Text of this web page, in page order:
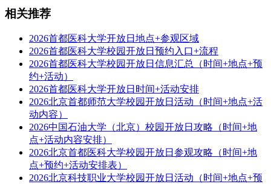
相关推荐
2026首都医科大学开放日地点+参观区域
2026首都医科大学校园开放日预约入口+流程
2026首都医科大学校园开放日信息汇总（时间+地点+预
约+活动）
2026首都医科大学开放日时间+活动安排
2026北京首都师范大学校园开放日活动（时间+地点+活
动内容）
2026中国石油大学（北京）校园开放日攻略（时间+地
点+活动内容安排）
2026北京首都医科大学校园开放日参观攻略（时间+地
点+预约+活动安排表）
2026北京科技职业大学校园开放日活动（时间+地点+预